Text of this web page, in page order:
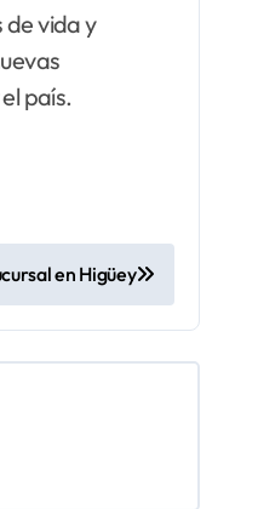
de vida y
país.
en Higüey